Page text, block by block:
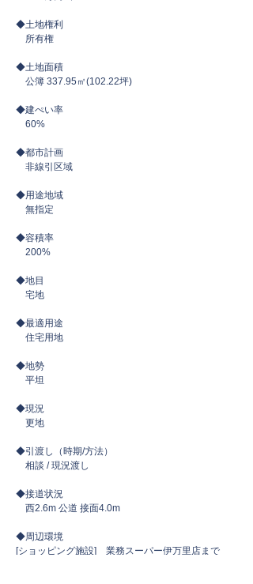
◆土地権利
所有権
◆土地面積
公簿 337.95㎡(102.22坪)
◆建ぺい率
​ 60%
◆都市計画
非線引区域
◆用途地域
無指定
◆容積率
​ 200%
◆地目
宅地
◆最適用途
住宅用地
◆地勢
​ 平坦
◆現況
更地
◆引渡し（時期/方法）
相談 / 現況渡し
◆接道状況
​ 西2.6m 公道 接面4.0m
◆周辺環境
[ショッピング施設] 業務スーパー伊万里店まで